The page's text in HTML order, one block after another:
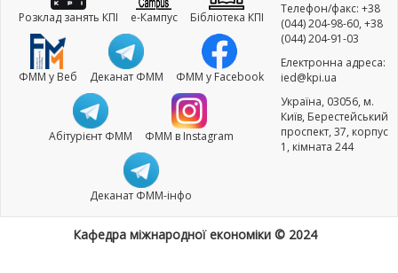
Розклад занять КПІ e-Кампус Бібліотека КПІ
ФММ у Веб Деканат ФММ ФММ у Facebook
Абітурієнт ФММ ФММ в Instagram
Деканат ФММ-інфо
Телефон/факс: +38
(044) 204-98-60, +38
(044) 204-91-03
Електронна адреса:
ied@kpi.ua
Україна, 03056, м.
Київ, Берестейський
проспект, 37, корпус
1, кімната 244
Кафедра міжнародної економіки © 2024